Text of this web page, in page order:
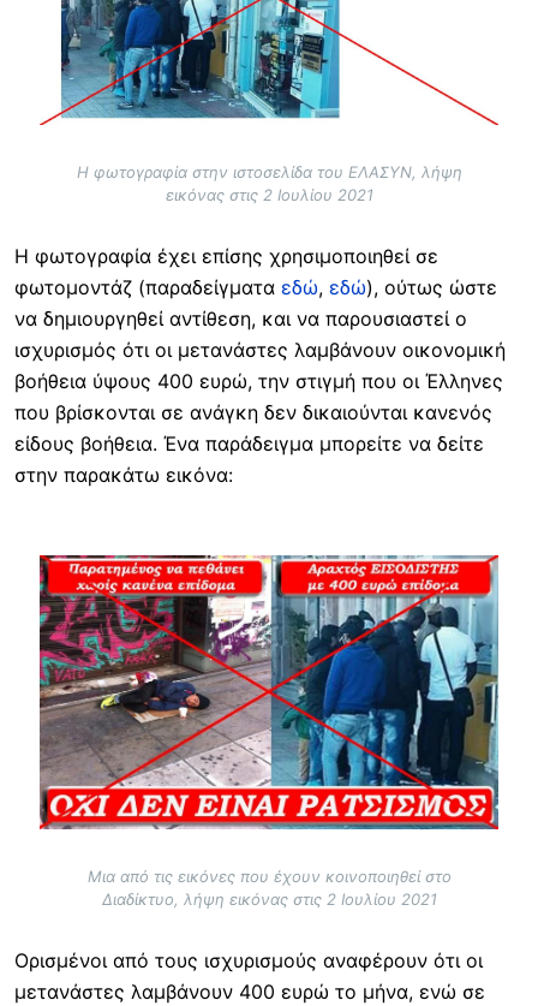
Η φωτογραφία στην ιστοσελίδα του ΕΛΑΣΥΝ, λήψη
εικόνας στις 2 Ιουλίου 2021
Η φωτογραφία έχει επίσης χρησιμοποιηθεί σε
φωτομοντάζ (παραδείγματα εδώ, εδώ), ούτως ώστε
να δημιουργηθεί αντίθεση, και να παρουσιαστεί ο
ισχυρισμός ότι οι μετανάστες λαμβάνουν οικονομική
βοήθεια ύψους 400 ευρώ, την στιγμή που οι Έλληνες
που βρίσκονται σε ανάγκη δεν δικαιούνται κανενός
είδους βοήθεια. Ένα παράδειγμα μπορείτε να δείτε
στην παρακάτω εικόνα:
Image
Μια από τις εικόνες που έχουν κοινοποιηθεί στο
Διαδίκτυο, λήψη εικόνας στις 2 Ιουλίου 2021
Ορισμένοι από τους ισχυρισμούς αναφέρουν ότι οι
μετανάστες λαμβάνουν 400 ευρώ το μήνα, ενώ σε